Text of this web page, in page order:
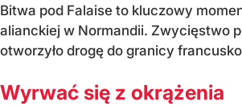
Bitwa pod Falaise to kluczowy
alianckiej w Normandii. Zwycięstwo
otworzyło drogę do granicy
Wyrwać się z okrążenia